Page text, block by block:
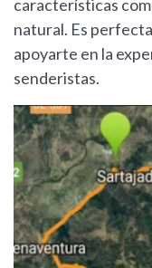
características
natural. Es
apoyarte en la
senderistas.